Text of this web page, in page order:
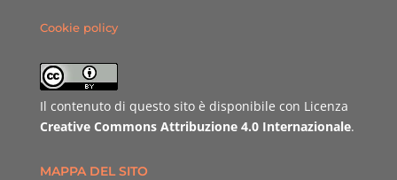
Cookie policy
Il contenuto di questo sito è disponibile con Licenza
Creative Commons Attribuzione 4.0 Internazionale.
MAPPA DEL SITO